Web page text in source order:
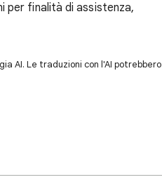
per finalità di assistenza,
AI. Le traduzioni con l'AI potrebbero